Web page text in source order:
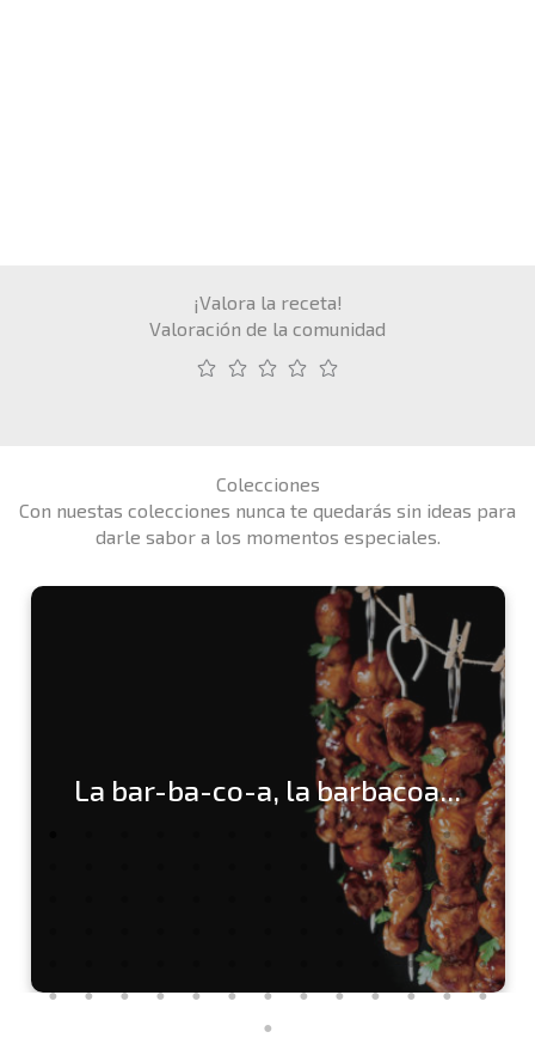
¡Valora la receta!
Valoración de la comunidad
Colecciones
Con nuestas colecciones nunca te quedarás sin ideas para
darle sabor a los momentos especiales.
La bar-ba-co-a, la barbacoa...